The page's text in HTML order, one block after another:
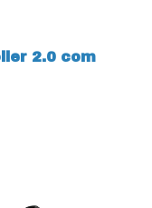
2.0 com